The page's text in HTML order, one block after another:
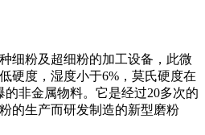
细粉及超细粉的加工设备，此微
硬度，湿度小于6%，莫氏硬度在
的非金属物料。它是经过20多次的
的生产而研发制造的新型磨粉